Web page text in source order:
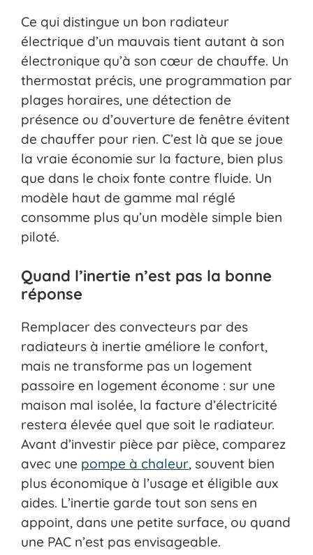
Ce qui distingue un bon radiateur
électrique d’un mauvais tient autant à son
électronique qu’à son cœur de chauffe. Un
thermostat précis, une programmation par
plages horaires, une détection de
présence ou d’ouverture de fenêtre évitent
de chauffer pour rien. C’est là que se joue
la vraie économie sur la facture, bien plus
que dans le choix fonte contre fluide. Un
modèle haut de gamme mal réglé
consomme plus qu’un modèle simple bien
piloté.
Quand l’inertie n’est pas la bonne
réponse
Remplacer des convecteurs par des
radiateurs à inertie améliore le confort,
mais ne transforme pas un logement
passoire en logement économe : sur une
maison mal isolée, la facture d’électricité
restera élevée quel que soit le radiateur.
Avant d’investir pièce par pièce, comparez
avec une pompe à chaleur, souvent bien
plus économique à l’usage et éligible aux
aides. L’inertie garde tout son sens en
appoint, dans une petite surface, ou quand
une PAC n’est pas envisageable.